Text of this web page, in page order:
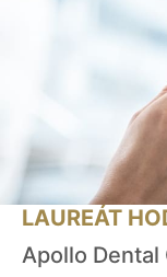
LAUREÁT
Apollo Dental